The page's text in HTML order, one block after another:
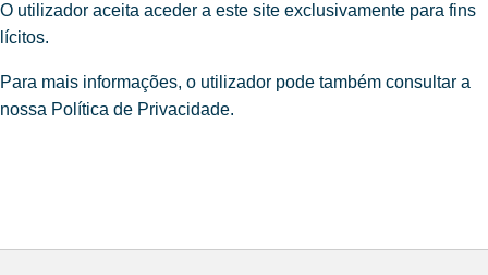
O utilizador aceita aceder a este site exclusivamente para fins
lícitos.
Para mais informações, o utilizador pode também consultar a
nossa Política de Privacidade.